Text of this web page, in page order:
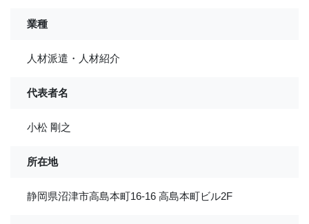
業種
人材派遣・人材紹介
代表者名
小松 剛之
所在地
静岡県沼津市高島本町16-16 高島本町ビル2F